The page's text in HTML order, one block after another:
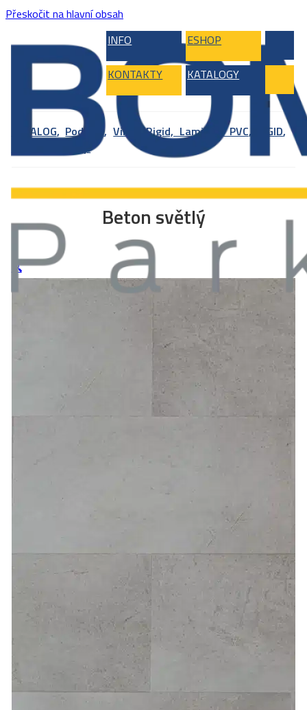
Přeskočit na hlavní obsah
INFO
ESHOP
KONTAKTY KATALOGY
KATALOG, Podlahy,Vinyl, Rigid, Laminát, PVC, RIGID,
RIGID SPC vinyl
Beton světlý
🔍